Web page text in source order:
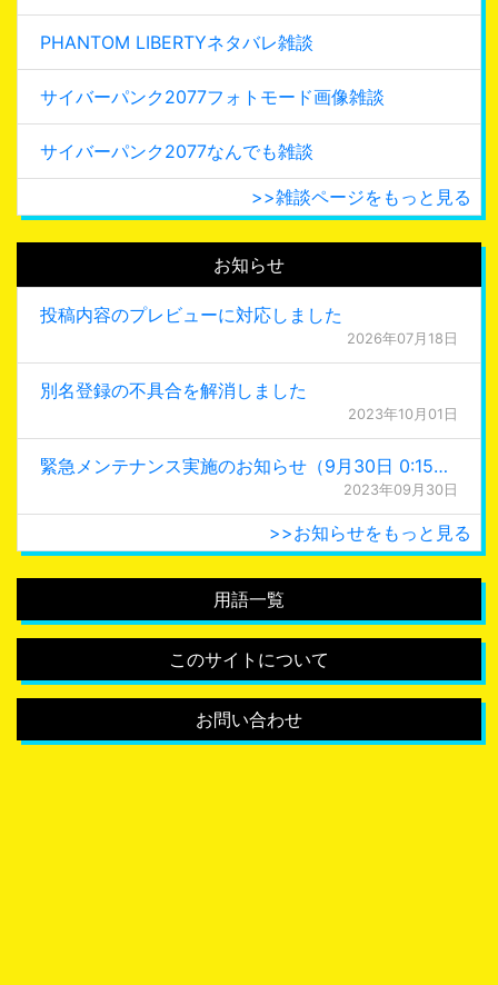
PHANTOM LIBERTYネタバレ雑談
サイバーパンク2077フォトモード画像雑談
サイバーパンク2077なんでも雑談
>>雑談ページをもっと見る
お知らせ
投稿内容のプレビューに対応しました
2026年07月18日
別名登録の不具合を解消しました
2023年10月01日
緊急メンテナンス実施のお知らせ（9月30日 0:15更新）
2023年09月30日
>>お知らせをもっと見る
用語一覧
このサイトについて
お問い合わせ